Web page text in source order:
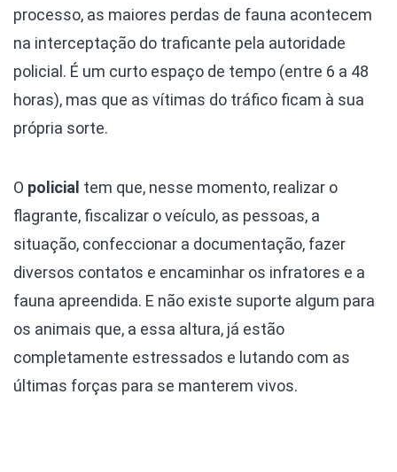
processo, as maiores perdas de fauna acontecem
na interceptação do traficante pela autoridade
policial. É um curto espaço de tempo (entre 6 a 48
horas), mas que as vítimas do tráfico ficam à sua
própria sorte.
O policial tem que, nesse momento, realizar o
flagrante, fiscalizar o veículo, as pessoas, a
situação, confeccionar a documentação, fazer
diversos contatos e encaminhar os infratores e a
fauna apreendida. E não existe suporte algum para
os animais que, a essa altura, já estão
completamente estressados e lutando com as
últimas forças para se manterem vivos.